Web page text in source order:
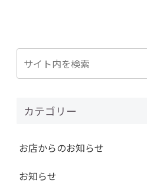
カテゴリー
お店からのお知らせ
お知らせ